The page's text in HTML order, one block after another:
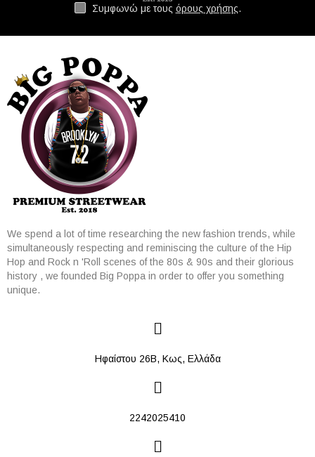
Συμφωνώ με τους όρους χρήσης.
We spend a lot of time researching the new fashion trends, while
simultaneously respecting and reminiscing the culture of the Hip
Hop and Rock n 'Roll scenes of the 80s & 90s and their glorious
history , we founded Big Poppa in order to offer you something
unique.
Ηφαίστου 26Β, Κως, Ελλάδα
2242025410